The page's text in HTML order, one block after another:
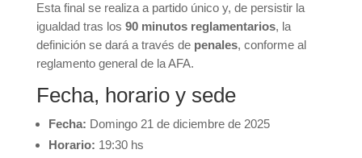
Esta final se realiza a partido único y, de persistir la
igualdad tras los 90 minutos reglamentarios, la
definición se dará a través de penales, conforme al
reglamento general de la AFA.
Fecha, horario y sede
Fecha: Domingo 21 de diciembre de 2025
Horario: 19:30 hs